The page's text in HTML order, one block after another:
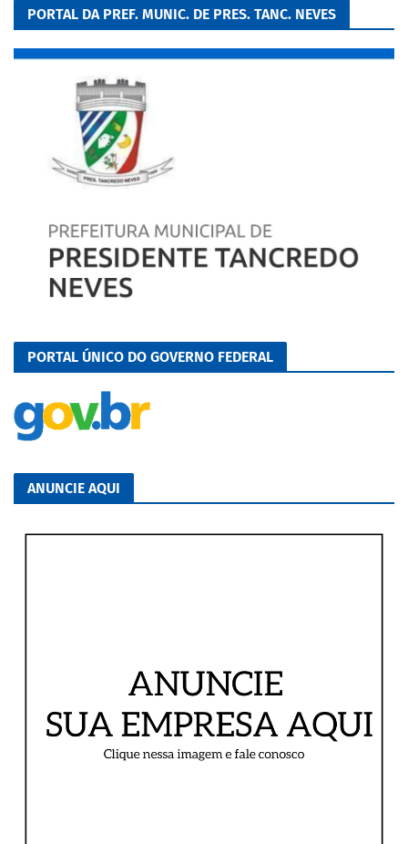
PORTAL DA PREF. MUNIC. DE PRES. TANC. NEVES
PORTAL ÚNICO DO GOVERNO FEDERAL
ANUNCIE AQUI